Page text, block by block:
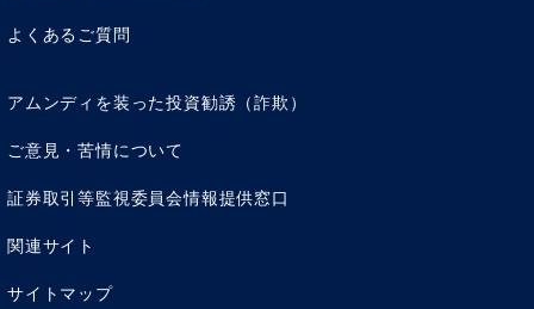
つまり、現金や預貯金だけでなく、株式や不動産、金など
を持つことが有効です。
現金は金利もつかないので、インフレ時にタンス預金が
盗難・強盗のリスクが高まるだけです）。
よくあるご質問
アムンディを装った投資勧誘（詐欺）
ご意見・苦情について
証券取引等監視委員会情報提供窓口
関連サイト
サイトマップ